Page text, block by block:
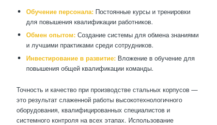
Обучение персонала:Постоянные курсы и тренировки
для повышения квалификации работников.
Обмен опытом:Создание системы для обмена знаниями
и лучшими практиками среди сотрудников.
Инвестирование в развитие:Вложение в обучение для
повышения общей квалификации команды.
Точность и качество при производстве стальных корпусов —
это результат слаженной работы высокотехнологичного
оборудования, квалифицированных специалистов и
системного контроля на всех этапах. Использование